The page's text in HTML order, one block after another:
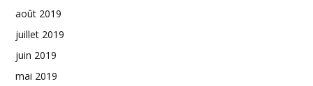
août 2019
juillet 2019
juin 2019
mai 2019